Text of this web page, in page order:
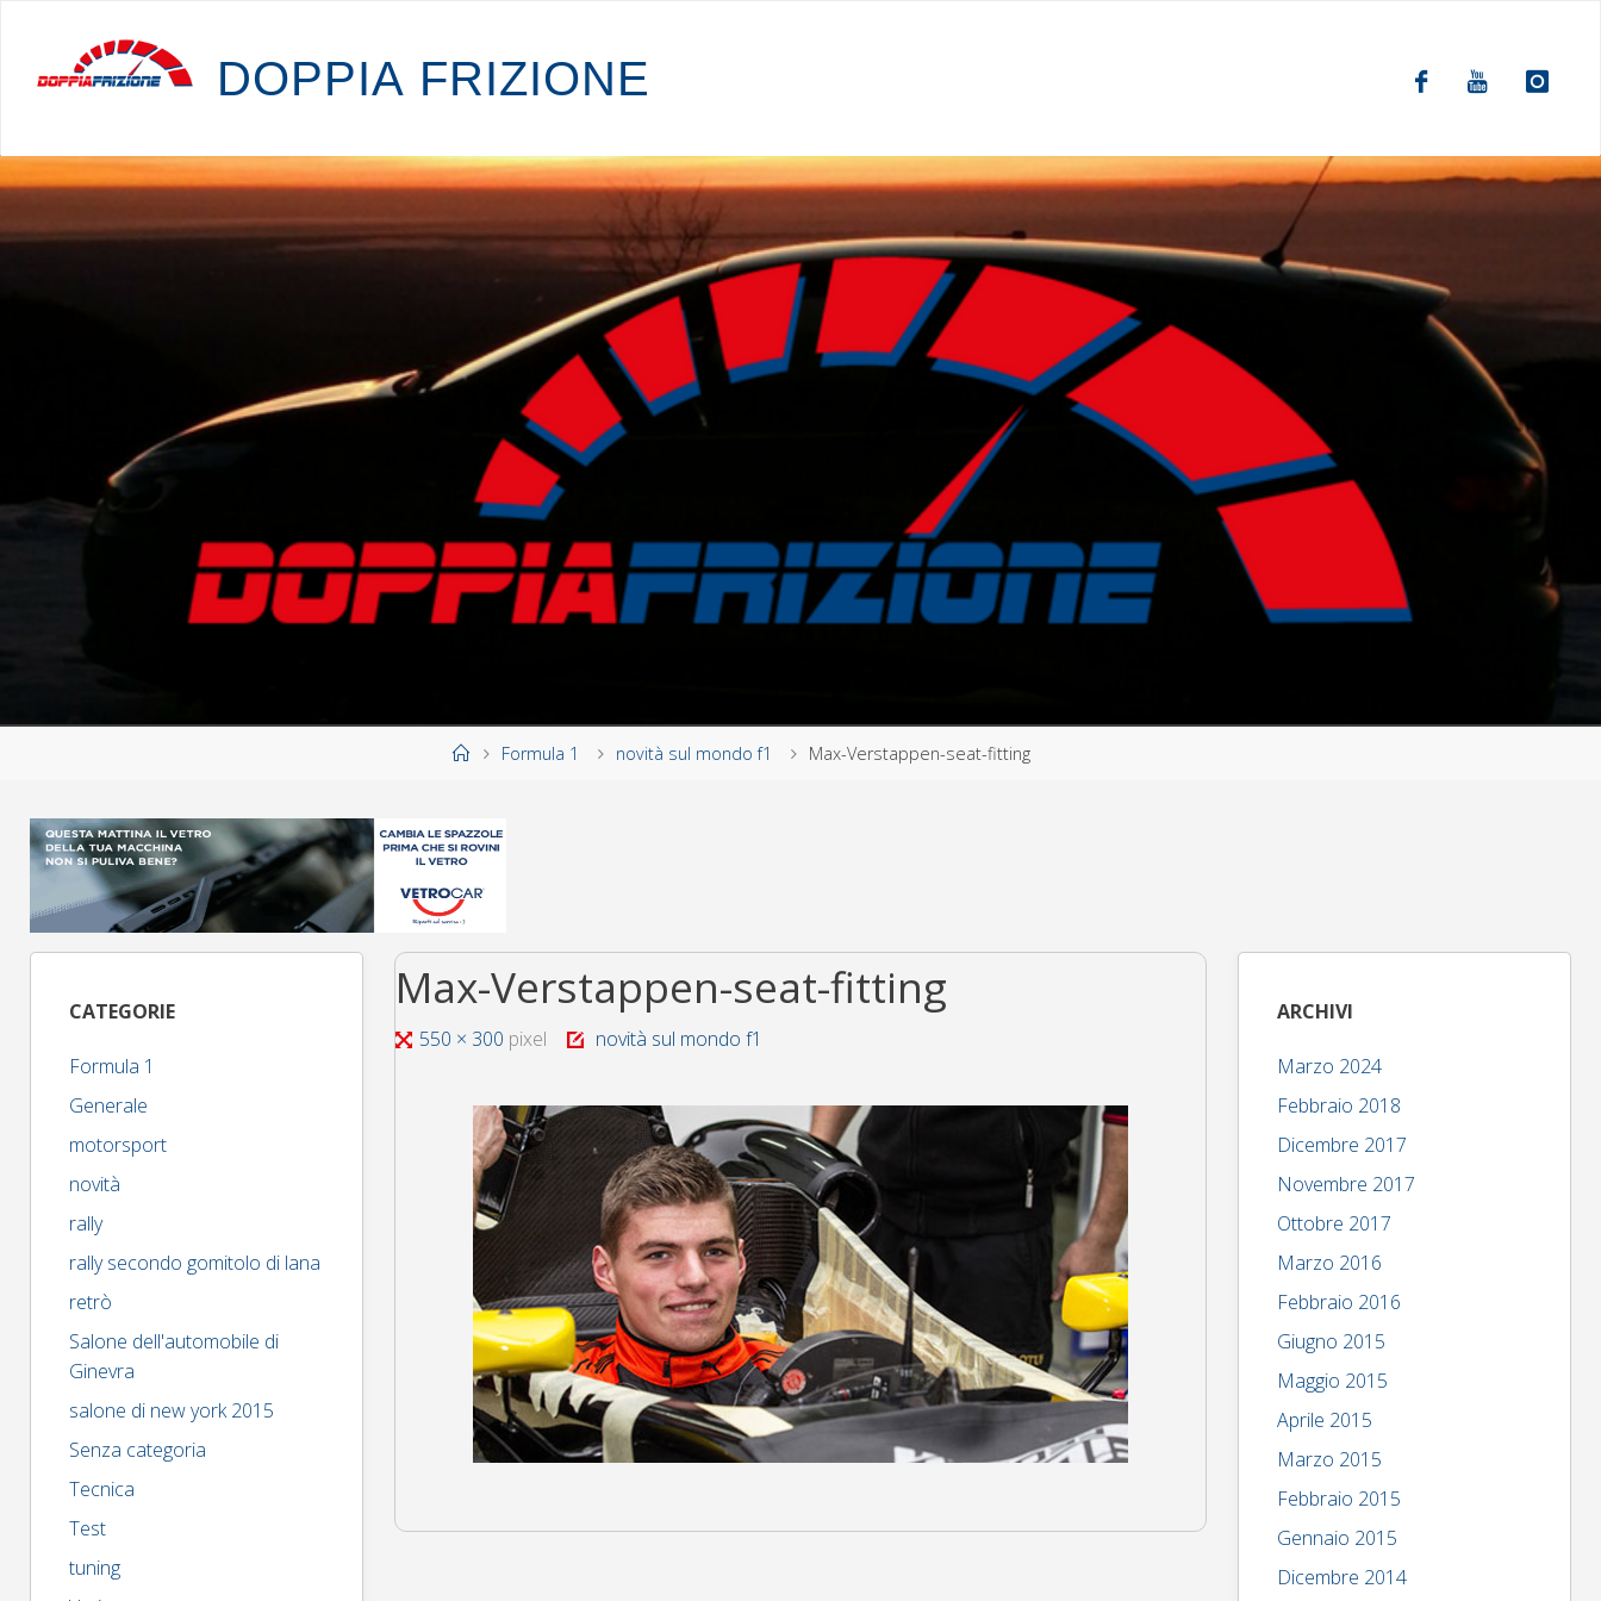
DOPPIA FRIZIONE
HomeFormula 1 novità sul mondo f1 Max-Verstappen-seat-fitting
Max-Verstappen-seat-fitting
Tutta550 × 300 pixel novità sul mondo f1
CATEGORIE
Formula 1
Generale
motorsport
novità
rally
rally secondo gomitolo di lana
retrò
Salone dell'automobile di
Ginevra
salone di new york 2015
Senza categoria
Tecnica
Test
tuning
ARCHIVI
Marzo 2024
Febbraio 2018
Dicembre 2017
Novembre 2017
Ottobre 2017
Marzo 2016
Febbraio 2016
Giugno 2015
Maggio 2015
Aprile 2015
Marzo 2015
Febbraio 2015
Gennaio 2015
Dicembre 2014